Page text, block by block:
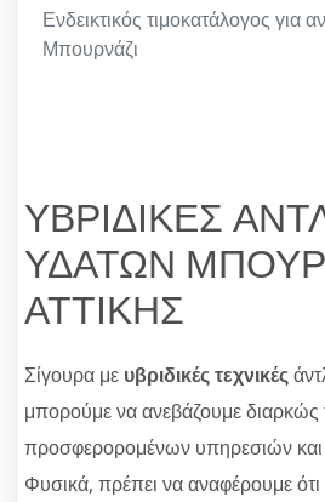
Ενδεικτικός τιμοκατάλογος για
Μπουρνάζι
ΥΒΡΙΔΙΚΕΣ
ΥΔΑΤΩΝ
ΑΤΤΙΚΗΣ
Σίγουρα με υβριδικές τεχνικές
μπορούμε να ανεβάζουμε διαρκώς
προσφερορομένων υπηρεσιών και
Φυσικά, πρέπει να αναφέρουμε ότι